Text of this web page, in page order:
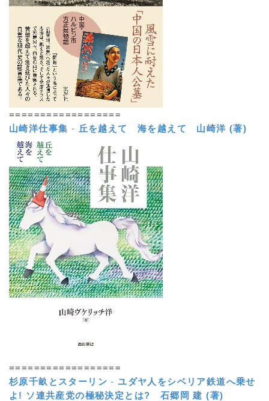
==================
山崎洋仕事集 - 丘を越えて 海を越えて 山崎洋 (著)
==================
杉原千畝とスターリン -ユダヤ人をシベリア鉄道へ乗せ
よ! ソ連共産党の極秘決定とは?
石郷岡 建 (著)